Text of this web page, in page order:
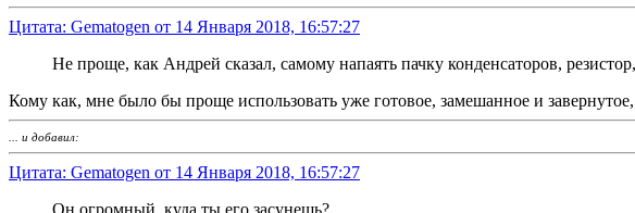
Цитата: Gematogen от 14 Января 2018, 16:57:27
Не проще, как Андрей сказал, самому напаять пачку конденсаторов,
Кому как, мне было бы проще использовать уже готовое, замешанное и завернутое,
... и добавил:
Цитата: Gematogen от 14 Января 2018, 16:57:27
Он огромный, куда ты его засунешь?